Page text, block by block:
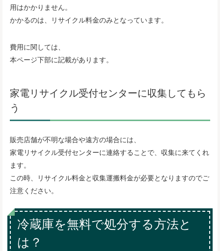
用はかかりません。
かかるのは、リサイクル料金のみとなっています。
費用に関しては、
本ページ下部に記載があります。
家電リサイクル受付センターに収集してもら
う
販売店舗が不明な場合や遠方の場合には、
家電リサイクル受付センターに連絡することで、収集に来てくれ
ます。
この時、リサイクル料金と収集運搬料金が必要となりますのでご
注意ください。
冷蔵庫を無料で処分する方法と
は？